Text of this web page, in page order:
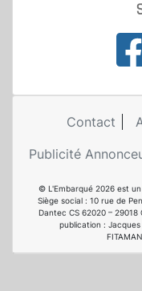
Contact
Publicité
© L'Embarqué 2026 est un
Siège social : 10 rue de
Dantec CS 62020 – 29018
publication :